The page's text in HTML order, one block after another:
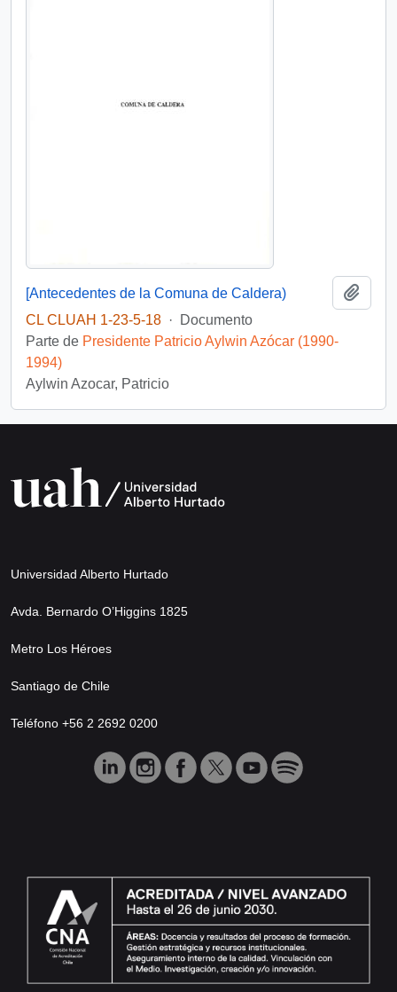
[Antecedentes de la Comuna de Caldera)
CL CLUAH 1-23-5-18 ·
Documento
Parte de Presidente Patricio Aylwin Azócar (1990-
1994)
Aylwin Azocar, Patricio
Universidad Alberto Hurtado
Avda. Bernardo O’Higgins 1825
Metro Los Héroes
Santiago de Chile
Teléfono +56 2 2692 0200